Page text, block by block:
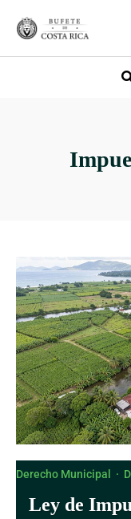
Derecho Municipal ·
Ley de